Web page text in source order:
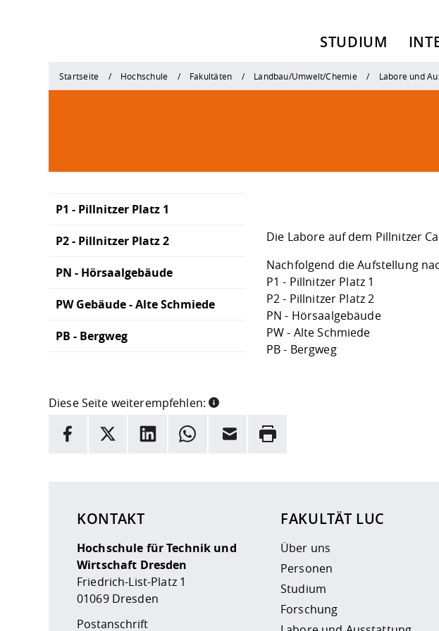
STUDIUM
Startseite Hochschule Fakultäten Landbau/Umwelt/Chemie Labore und
P1 - Pillnitzer Platz 1
P2 - Pillnitzer Platz 2
PN - Hörsaalgebäude
PW Gebäude - Alte Schmiede
PB - Bergweg
Die Labore auf dem Pillnitzer
Nachfolgend die Aufstellung
P1 - Pillnitzer Platz 1
P2 - Pillnitzer Platz 2
PN - Hörsaalgebäude
PW - Alte Schmiede
PB - Bergweg
Diese Seite weiterempfehlen:
INFORMATION
Facebook
X LinkedInWhatsappE-Mail Drucken
KONTAKT
Hochschule für Technik und
Wirtschaft Dresden
Friedrich-List-Platz 1
01069 Dresden
Postanschrift
FAKULTÄT LUC
Über uns
Personen
Studium
Forschung